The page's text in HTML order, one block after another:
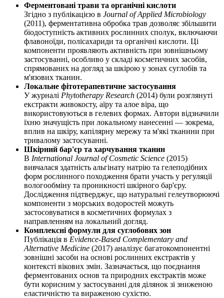
Ферментовані трави та органічні кислоти
Згідно з публікацією в Journal of Applied Microbiology
(2011), ферментативна обробка трав дозволяє збільшити
біодоступність активних рослинних сполук, включаючи
флавоноїди, полісахариди та органічні кислоти. Ці
компоненти проявляють активність при зовнішньому
застосуванні, особливо у складі косметичних засобів,
спрямованих на догляд за шкірою у зонах суглобів та
м'язових тканин.
Локальне фітотерапевтичне застосування
У журналі Phytotherapy Research (2014) були розглянуті
екстракти живокосту, аїру та алое віра, що
використовуються в гелевих формах. Автори відзначили
їхню значущість при локальному нанесенні — зокрема,
вплив на шкіру, капілярну мережу та м'які тканини при
тривалому застосуванні.
Шкірний бар'єр та харчування тканин
В International Journal of Cosmetic Science (2015)
вивчалася здатність альгінату натрію та гелеподібних
форм рослинного походження брати участь у регуляції
вологообміну та проникності шкірного бар'єру.
Дослідження підтверджує, що натуральні гелеутворюючі
компоненти з морських водоростей можуть
застосовуватися в косметичних формулах з
направленням на локальний догляд.
Комплексні формули для суглобових зон
Публікація в Evidence-Based Complementary and
Alternative Medicine (2017) аналізує багатокомпонентні
зовнішні засоби на основі рослинних екстрактів у
контексті вікових змін. Зазначається, що поєднання
ферментованих основ та природних екстрактів може
бути корисним у застосуванні для ділянок зі зниженою
еластичністю та вираженою сухістю.